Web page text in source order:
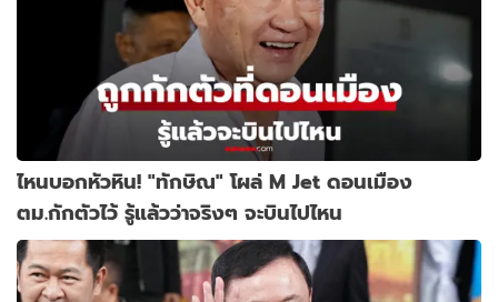
ไหนบอกหัวหิน! "ทักษิณ" โผล่ M Jet ดอนเมือง
ตม.กักตัวไว้ รู้แล้วว่าจริงๆ จะบินไปไหน